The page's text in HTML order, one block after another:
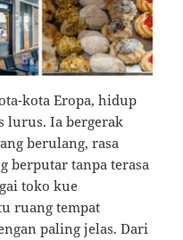
kota Eropa, hidup
lurus. Ia bergerak
berulang, rasa
berputar tanpa terasa
toko kue
ruang tempat
paling jelas. Dari